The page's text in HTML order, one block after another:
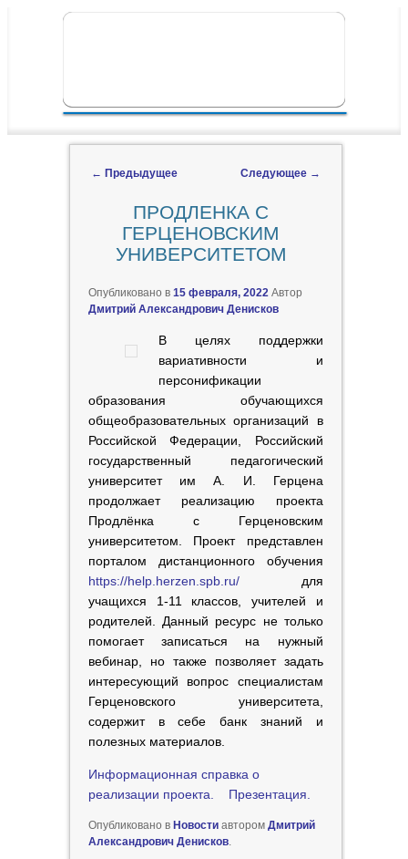
ГЛАВНОЕ МЕНЮ
← Предыдущее Следующее →
ПРОДЛЕНКА С
ГЕРЦЕНОВСКИМ
УНИВЕРСИТЕТОМ
Опубликовано в 15 февраля, 2022 Автор
Дмитрий Александрович Денисков
В целях поддержки
вариативности и
персонификации
образования обучающихся
общеобразовательных организаций в
Российской Федерации, Российский
государственный педагогический
университет им А. И. Герцена
продолжает реализацию проекта
Продлёнка с Герценовским
университетом. Проект представлен
порталом дистанционного обучения
https://help.herzen.spb.ru/ для
учащихся 1-11 классов, учителей и
родителей. Данный ресурс не только
помогает записаться на нужный
вебинар, но также позволяет задать
интересующий вопрос специалистам
Герценовского университета,
содержит в себе банк знаний и
полезных материалов.
Информационная справка о
реализации проекта.
Презентация.
Опубликовано в Новостиавтором Дмитрий
Александрович Денисков.